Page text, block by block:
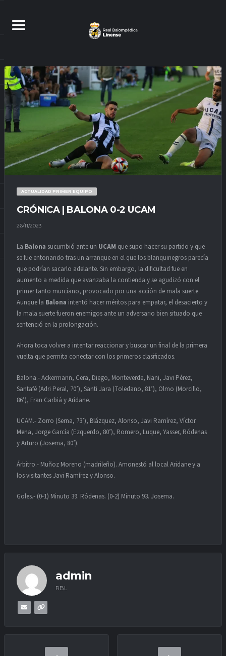
ACTUALIDAD PRIMER EQUIPO
CRÓNICA | BALONA 0-2 UCAM
26/11/2023
La Balona sucumbió ante un UCAM que supo hacer su partido y que
se fue entonando tras un arranque en el que los blanquinegros parecía
que podrían sacarlo adelante. Sin embargo, la dificultad fue en
aumento a medida que avanzaba la contienda y se agudizó con el
primer tanto murciano, provocado por una acción de mala suerte.
Aunque la Balona intentó hacer méritos para empatar, el desacierto y
la mala suerte fueron enemigos ante un adversario bien situado que
sentenció en la prolongación.
Ahora toca volver a intentar reaccionar y buscar un final de la primera
vuelta que permita conectar con los primeros clasificados.
Balona.- Ackermann, Cera, Diego, Monteverde, Nani, Javi Pérez,
Santafé (Adri Peral, 70’), Santi Jara (Toledano, 81’), Olmo (Morcillo,
86’), Fran Carbiá y Aridane.
UCAM.- Zorro (Serna, 73’), Blázquez, Alonso, Javi Ramírez, Víctor
Mena, Jorge García (Ezquerdo, 80’), Romero, Luque, Yasser, Ródenas
y Arturo (Josema, 80’).
Árbitro.- Muñoz Moreno (madrileño). Amonestó al local Aridane y a
los visitantes Javi Ramírez y Alonso.
Goles.- (0-1) Minuto 39. Ródenas. (0-2) Minuto 93. Josema.
admin
RBL